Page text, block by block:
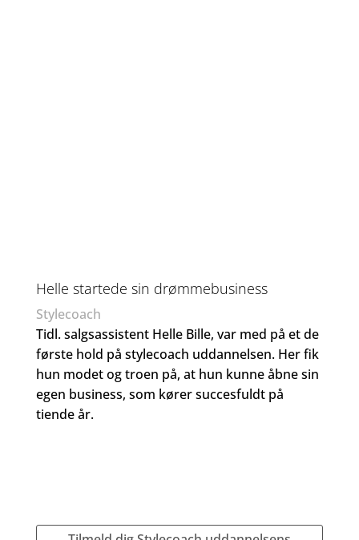
Helle startede sin drømmebusiness
Stylecoach
Tidl. salgsassistent Helle Bille, var med på et de
første hold på stylecoach uddannelsen. Her fik
hun modet og troen på, at hun kunne åbne sin
egen business, som kører succesfuldt på
tiende år.